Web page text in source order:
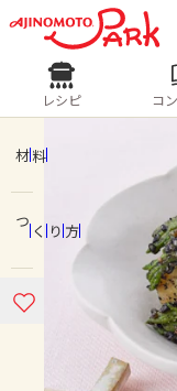
ログ
ホーム
コンテ
レシピ
レシピ
人気の食材・
きゅうり
ピーマン
レシピ コ
材料
つくり方